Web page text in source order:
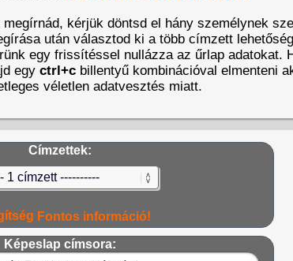
kérjük döntsd el hány személynek
után választod ki a több címzett
egy frissítéssel nullázza az űrlap adatokat.
egy ctrl+c billentyű kombinációval elmenteni
véletlen adatvesztés miatt.
Címzettek:
Fontos információ!
Képeslap címsora: